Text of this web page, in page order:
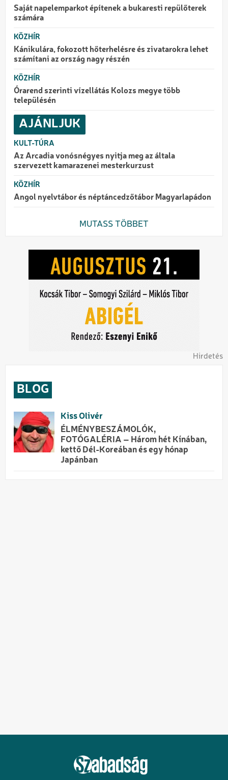
Saját napelemparkot építenek a bukaresti repülőterek
számára
KÖZHÍR
Kánikulára, fokozott hőterhelésre és zivatarokra lehet
számítani az ország nagy részén
KÖZHÍR
Órarend szerinti vízellátás Kolozs megye több
településén
AJÁNLJUK
KULT-TÚRA
Az Arcadia vonósnégyes nyitja meg az általa
szervezett kamarazenei mesterkurzust
KÖZHÍR
Angol nyelvtábor és néptáncedzőtábor Magyarlapádon
MUTASS TÖBBET
Hirdetés
BLOG
Kiss Olivér
ÉLMÉNYBESZÁMOLÓK,
FOTÓGALÉRIA – Három hét Kínában,
kettő Dél-Koreában és egy hónap
Japánban